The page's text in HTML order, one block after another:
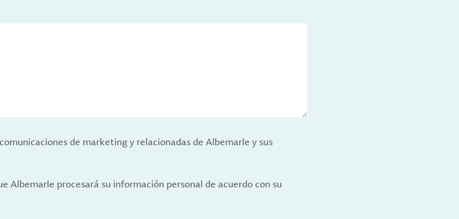
de marketing y relacionadas de Albemarle y sus
Albemarle procesará su información personal de acuerdo con su